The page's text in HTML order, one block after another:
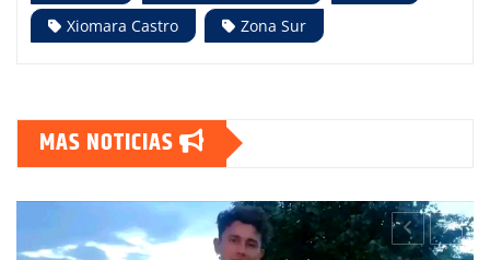
Xiomara Castro
Zona Sur
MAS NOTICIAS